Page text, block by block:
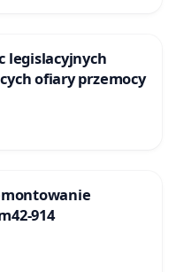
legislacyjnych
narażających ofiary przemocy
914